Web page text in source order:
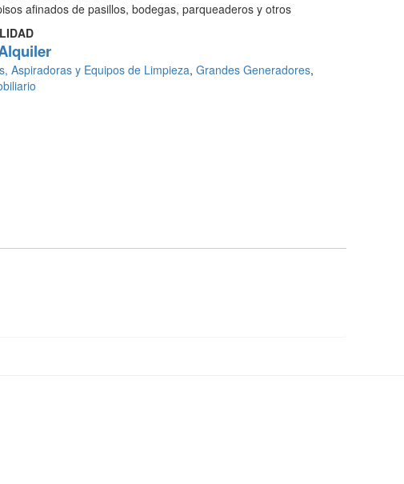
afinados de pasillos, bodegas, parqueaderos y otros
Aspiradoras y Equipos de Limpieza, Grandes Generadores,